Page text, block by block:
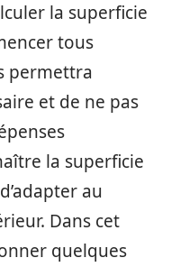
la superficie
tous
permettra
et de ne pas
la superficie
au
Dans cet
quelques